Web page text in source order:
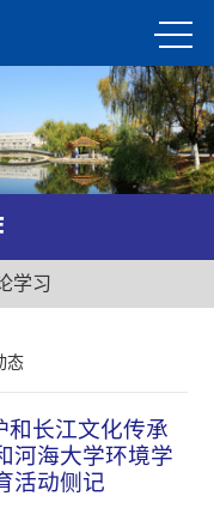
学习
态
和长江文化传承
海大学环境学
活动侧记